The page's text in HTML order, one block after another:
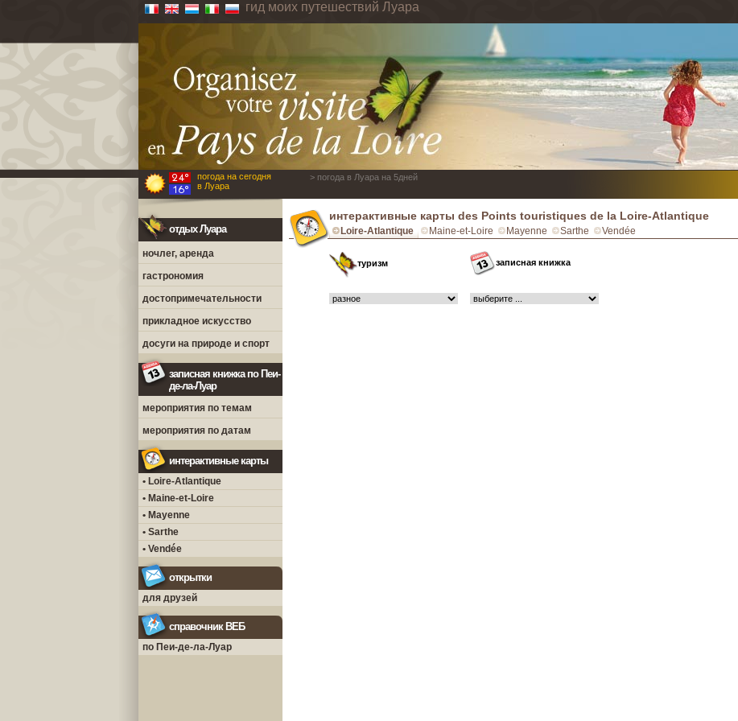
гид моих путешествий Луара
погода на сегодня
в Луара
> погода в Луара на 5дней
отдых Луара
ночлег, аренда
гастрономия
достопримечательности
прикладное искусство
досуги на природе и спорт
записная книжка по Пеи-
де-ла-Луар
мероприятия по темам
мероприятия по датам
интерактивные карты
• Loire-Atlantique
• Maine-et-Loire
• Mayenne
• Sarthe
• Vendée
открытки
для друзей
справочник ВЕБ
по Пеи-де-ла-Луар
интерактивные карты des Points touristiques de la Loire-Atlantique
Loire-Atlantique Maine-et-Loire Mayenne Sarthe Vendée
туризм записная книжка